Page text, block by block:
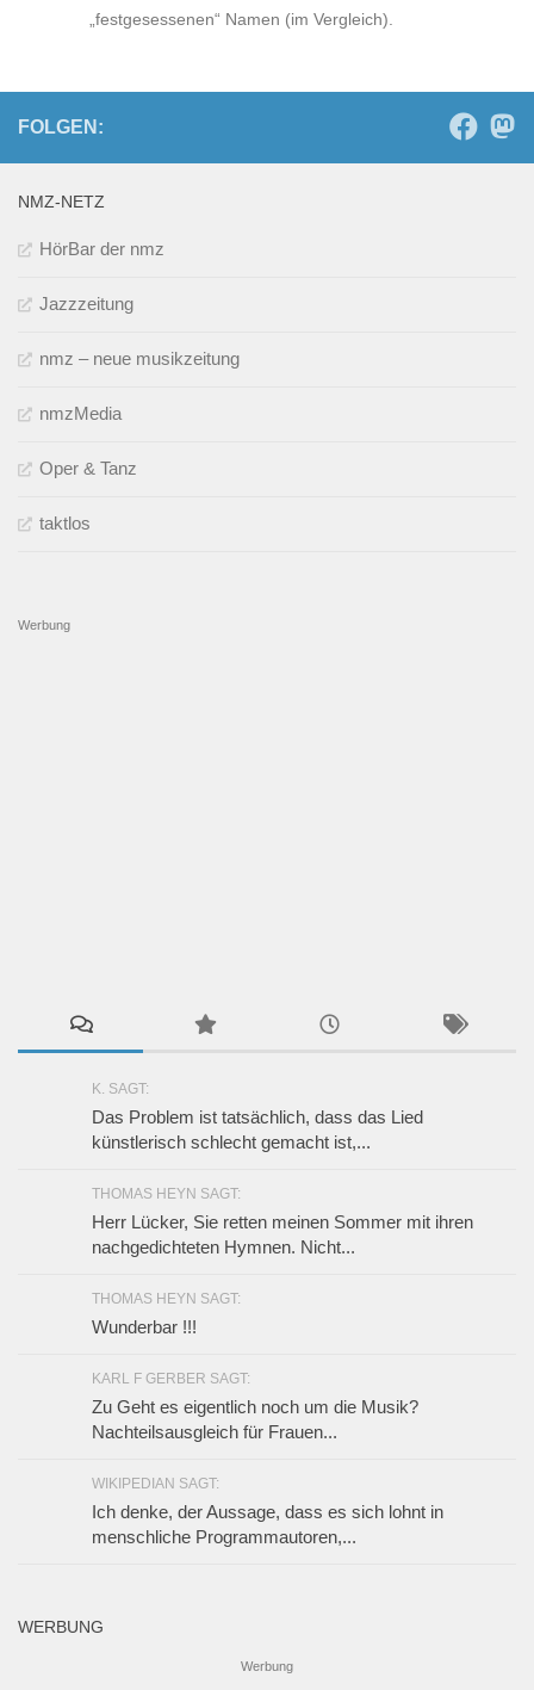
„festgesessenen“ Namen (im Vergleich).
FOLGEN:
NMZ-NETZ
HörBar der nmz
Jazzzeitung
nmz – neue musikzeitung
nmzMedia
Oper & Tanz
taktlos
Werbung
K. SAGT:
Das Problem ist tatsächlich, dass das Lied
künstlerisch schlecht gemacht ist,...
THOMAS HEYN SAGT:
Herr Lücker, Sie retten meinen Sommer mit ihren
nachgedichteten Hymnen. Nicht...
THOMAS HEYN SAGT:
Wunderbar !!!
KARL F GERBER SAGT:
Zu Geht es eigentlich noch um die Musik?
Nachteilsausgleich für Frauen...
WIKIPEDIAN SAGT:
Ich denke, der Aussage, dass es sich lohnt in
menschliche Programmautoren,...
WERBUNG
Werbung